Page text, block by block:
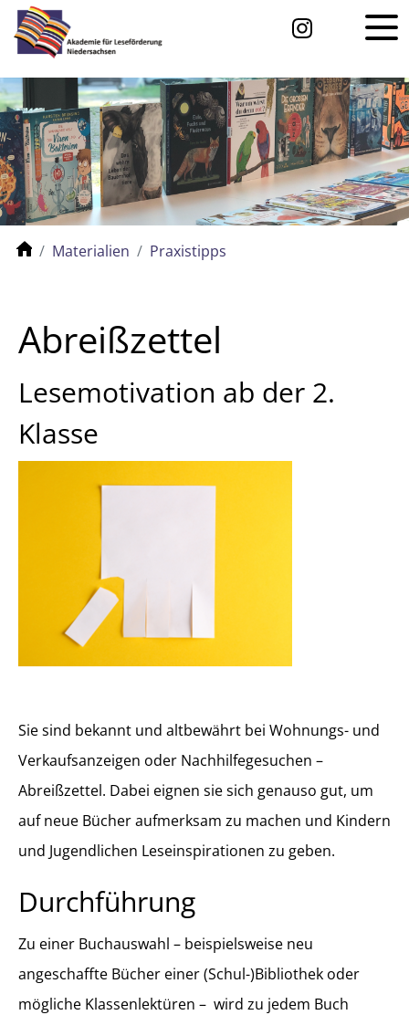
Materialien Praxistipps
Abreißzettel
Lesemotivation ab der 2.
Klasse
Sie sind bekannt und altbewährt bei Wohnungs- und
Verkaufsanzeigen oder Nachhilfegesuchen –
Abreißzettel. Dabei eignen sie sich genauso gut, um
auf neue Bücher aufmerksam zu machen und Kindern
und Jugendlichen Leseinspirationen zu geben.
Durchführung
Zu einer Buchauswahl – beispielsweise neu
angeschaffte Bücher einer (Schul-)Bibliothek oder
mögliche Klassenlektüren – wird zu jedem Buch